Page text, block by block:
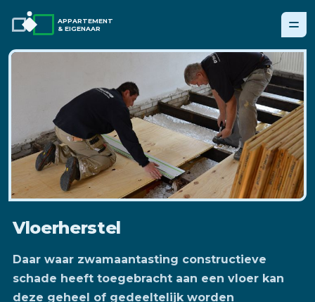
APPARTEMENT
& EIGENAAR
Vloerherstel
Daar waar zwamaantasting constructieve
schade heeft toegebracht aan een vloer kan
deze geheel of gedeeltelijk worden